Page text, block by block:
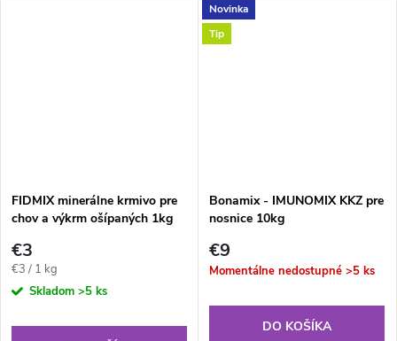
FIDMIX minerálne krmivo pre
chov a výkrm ošípaných 1kg
€3
Jednotková
cena:
€3 / 1 kg
Skladom >5 ks
Novinka
Tip
Bonamix - IMUNOMIX KKZ pre
nosnice 10kg
€9
Momentálne nedostupné >5 ks
DO KOŠÍKA